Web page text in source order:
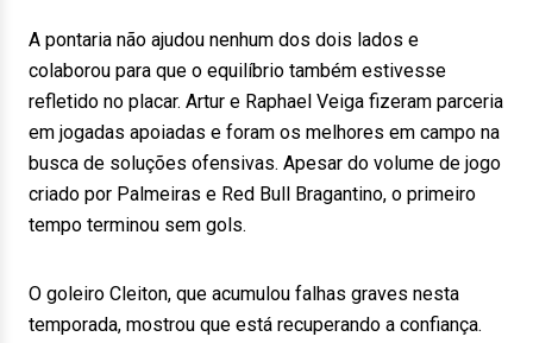
A pontaria não ajudou nenhum dos dois lados e
colaborou para que o equilíbrio também estivesse
refletido no placar. Artur e Raphael Veiga fizeram parceria
em jogadas apoiadas e foram os melhores em campo na
busca de soluções ofensivas. Apesar do volume de jogo
criado por Palmeiras e Red Bull Bragantino, o primeiro
tempo terminou sem gols.
O goleiro Cleiton, que acumulou falhas graves nesta
temporada, mostrou que está recuperando a confiança.